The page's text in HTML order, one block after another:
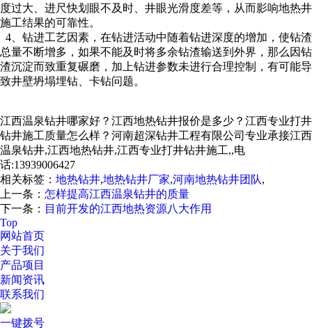
度过大、进尺快划眼不及时、井眼光滑度差等，从而影响地热井
施工结果的可靠性。
4、钻进工艺因素，在钻进活动中随着钻进深度的增加，使钻渣
总量不断增多，如果不能及时将多余钻渣输送到外界，那么因钻
渣沉淀而致重复碾磨，加上钻进参数未进行合理控制，有可能导
致井壁坍塌埋钻、卡钻问题。
江西温泉钻井哪家好？江西地热钻井报价是多少？江西专业打井
钻井施工质量怎么样？河南超深钻井工程有限公司专业承接江西
温泉钻井,江西地热钻井,江西专业打井钻井施工,,电
话:13939006427
相关标签： 地热钻井,地热钻井厂家,河南地热钻井团队,
上一条： 怎样提高江西温泉钻井的质量
下一条： 目前开发的江西地热资源八大作用
Top
网站首页
关于我们
产品项目
新闻资讯
联系我们
一键拨号